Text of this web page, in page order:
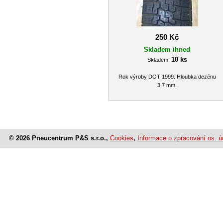
250 Kč
Skladem ihned
Skladem: 10 ks
Rok výroby DOT 1999. Hloubka dezénu
3,7 mm.
© 2026 Pneucentrum P&S s.r.o., Cookies, Informace o zpracování os.